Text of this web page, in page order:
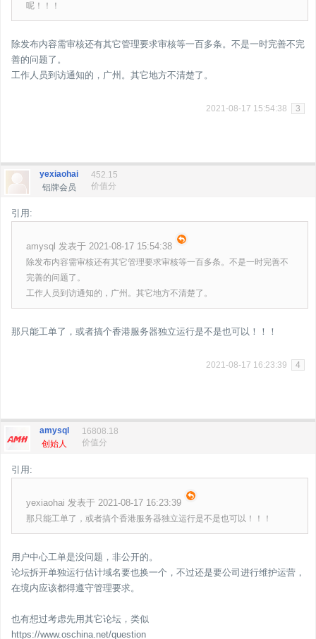
呢！！！
除发布内容需审核还有其它管理要求审核等一百多条。不是一时完善不完
善的问题了。
工作人员到访通知的，广州。其它地方不清楚了。
2021-08-17 15:54:38 3
yexiaohai
铝牌会员
452.15
价值分
引用:
amysql 发表于 2021-08-17 15:54:38
除发布内容需审核还有其它管理要求审核等一百多条。不是一时完善不
完善的问题了。
工作人员到访通知的，广州。其它地方不清楚了。
那只能工单了，或者搞个香港服务器独立运行是不是也可以！！！
2021-08-17 16:23:39 4
amysql
创始人
16808.18
价值分
引用:
yexiaohai 发表于 2021-08-17 16:23:39
那只能工单了，或者搞个香港服务器独立运行是不是也可以！！！
用户中心工单是没问题，非公开的。
论坛拆开单独运行估计域名要也换一个，不过还是要公司进行维护运营，
在境内应该都得遵守管理要求。
也有想过考虑先用其它论坛，类似
https://www.oschina.net/question